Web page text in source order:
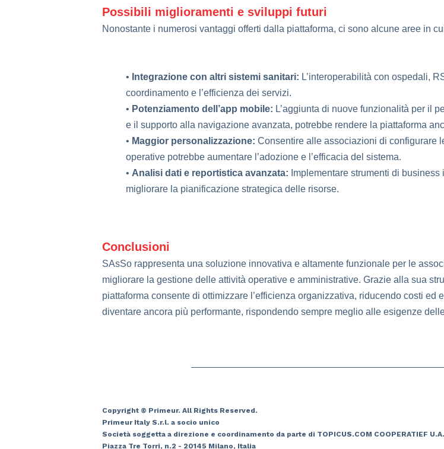
Possibili miglioramenti e sviluppi futuri
Nonostante i numerosi vantaggi offerti dalla piattaforma, ci sono alcune aree in
• Integrazione con altri sistemi sanitari: L’interoperabilità con ospedali,
coordinamento e l’efficienza dei servizi.
• Potenziamento dell’app mobile: L’aggiunta di nuove funzionalità per il
e il supporto alla navigazione avanzata, potrebbe rendere la piattaforma
• Maggior personalizzazione: Consentire alle associazioni di configurare
operative potrebbe aumentare l’adozione e l’efficacia del sistema.
• Analisi dati e reportistica avanzata: Implementare strumenti di
migliorare la pianificazione strategica delle risorse.
Conclusioni
SAsSo rappresenta una soluzione innovativa e altamente funzionale per le
migliorare la gestione delle attività operative e amministrative. Grazie alla sua
piattaforma consente di ottimizzare l’efficienza organizzativa, riducendo costi
diventare ancora più performante, rispondendo sempre meglio alle esigenze
Copyright © Primeur. All Rights Reserved.
Primeur Italy S.r.l. a socio unico
Società soggetta a direzione e coordinamento da parte di TOPICUS.COM COOPERATIEF
Piazza Tre Torri, n.2 - 20145 Milano, Italia